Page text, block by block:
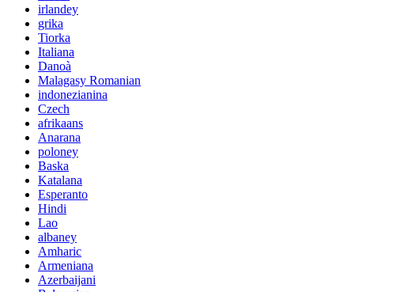
irlandey
grika
Tiorka
Italiana
Danoà
Malagasy Romanian
indonezianina
Czech
afrikaans
Anarana
poloney
Baska
Katalana
Esperanto
Hindi
Lao
albaney
Amharic
Armeniana
Azerbaijani